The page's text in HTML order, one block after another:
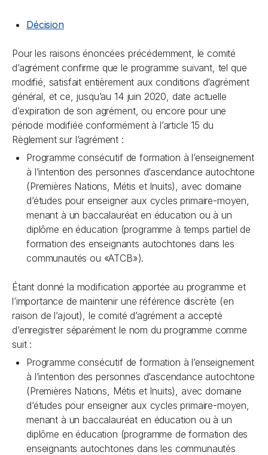
Décision
Pour les raisons énoncées précédemment, le comité
d’agrément confirme que le programme suivant, tel que
modifié, satisfait entièrement aux conditions d’agrément
général, et ce, jusqu’au 14 juin 2020, date actuelle
d’expiration de son agrément, ou encore pour une
période modifiée conformément à l’article 15 du
Règlement sur l’agrément :
Programme consécutif de formation à l’enseignement
à l’intention des personnes d’ascendance autochtone
(Premières Nations, Métis et Inuits), avec domaine
d’études pour enseigner aux cycles primaire-moyen,
menant à un baccalauréat en éducation ou à un
diplôme en éducation (programme à temps partiel de
formation des enseignants autochtones dans les
communautés ou «ATCB»).
Étant donné la modification apportée au programme et
l’importance de maintenir une référence discrète (en
raison de l’ajout), le comité d’agrément a accepté
d’enregistrer séparément le nom du programme comme
suit :
Programme consécutif de formation à l’enseignement
à l’intention des personnes d’ascendance autochtone
(Premières Nations, Métis et Inuits), avec domaine
d’études pour enseigner aux cycles primaire-moyen,
menant à un baccalauréat en éducation ou à un
diplôme en éducation (programme de formation des
enseignants autochtones dans les communautés